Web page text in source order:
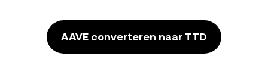
AAVE converteren naar TTD